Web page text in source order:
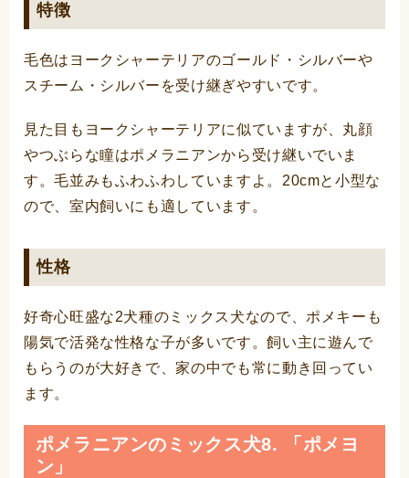
特徴
毛色はヨークシャーテリアのゴールド・シルバーや
スチーム・シルバーを受け継ぎやすいです。
見た目もヨークシャーテリアに似ていますが、丸顔
やつぶらな瞳はポメラニアンから受け継いでいま
す。毛並みもふわふわしていますよ。20cmと小型な
ので、室内飼いにも適しています。
性格
好奇心旺盛な2犬種のミックス犬なので、ポメキーも
陽気で活発な性格な子が多いです。飼い主に遊んで
もらうのが大好きで、家の中でも常に動き回ってい
ます。
ポメラニアンのミックス犬8. 「ポメヨ
ン」